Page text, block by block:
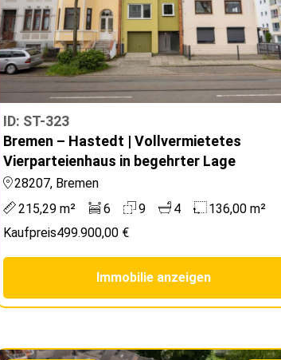
ID: ST-323
Bremen – Hastedt | Vollvermietetes
Vierparteienhaus in begehrter Lage
28207, Bremen
215,29 m²
6 9 4
136,00 m²
Kaufpreis499.900,00 €
Immobilie anzeigen